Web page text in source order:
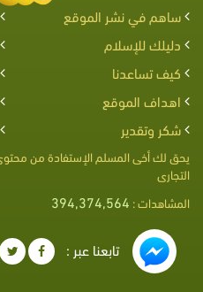
ساهم في نشر الموقع
دليلك للإسلام
كيف تساعدنا
اهداف الموقع
شكر وتقدير
يحق لك أخى المسلم الإستفادة من
التجارى
المشاهدات : 394,374,564
تابعنا عبر :